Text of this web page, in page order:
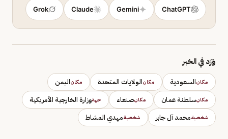
ChatGPT
Gemini
Claude
Grok
وَرَد في الخبر
مكانالسعودية مكانالولايات المتحدة مكاناليمن
مكانسلطنة عمان مكانصنعاء جهةوزارة الخارجية الأمريكية
شخصيةمحمد آل جابر شخصيةمهدي المشاط